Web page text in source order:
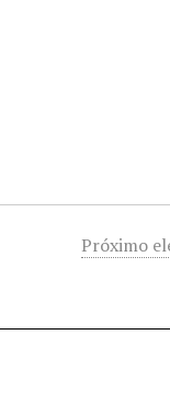
Próximo